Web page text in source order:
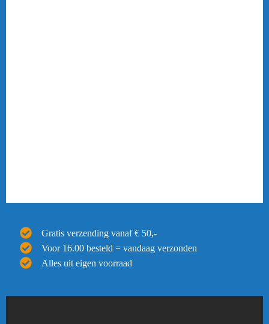
Gratis verzending vanaf € 50,-
Voor 16.00 besteld = vandaag verzonden
Alles uit eigen voorraad